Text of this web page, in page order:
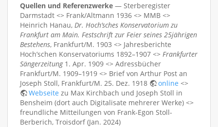
Quellen und Referenzwerke — Sterberegister
Darmstadt <> Frank/Altmann 1936 <> MMB <>
Heinrich Hanau, Dr. Hoch’sches Konservatorium zu
Frankfurt am Main. Festschrift zur Feier seines 25jährigen
Bestehens, Frankfurt/M. 1903 <> Jahresberichte
Hoch’schen Konservatoriums 1892–1907 <> Frankfurter
Sängerzeitung1. Apr. 1909 <> Adressbücher
Frankfurt/M. 1909–1919 <> Brief von Arthur Post an
Joseph Stoll, Frankfurt/M. 25. Dez. 1918
online <>
Webseite zu Max Kirchbach und Joseph Stoll in
Bensheim (dort auch Digitalisate mehrerer Werke) <>
freundliche Mitteilungen von Frank-Egon Stoll-
Berberich, Troisdorf (Jan. 2024)